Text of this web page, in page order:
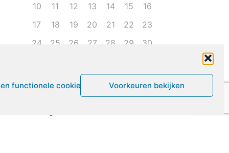
functionele cookies Voorkeuren bekijken
10
11 12 13 14 15
16
17
18 19 20 21 22
23
24
25 26 27 28 29
30
Leven met ME/CVS en POTS